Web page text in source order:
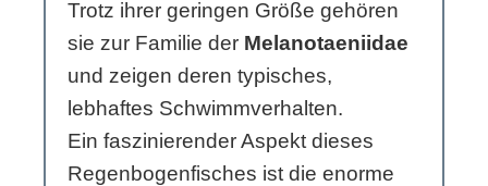
Trotz ihrer geringen Größe gehören
sie zur Familie der Melanotaeniidae
und zeigen deren typisches,
lebhaftes Schwimmverhalten.
Ein faszinierender Aspekt dieses
Regenbogenfisches ist die enorme